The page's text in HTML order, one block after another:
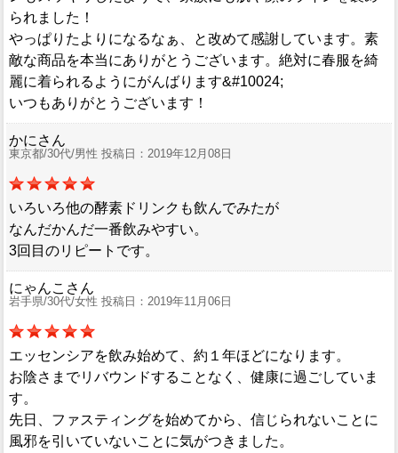
られました！
やっぱりたよりになるなぁ、と改めて感謝しています。素
敵な商品を本当にありがとうございます。絶対に春服を綺
麗に着られるようにがんばります&#10024;
いつもありがとうございます！
かにさん
東京都/30代/男性 投稿日：2019年12月08日
いろいろ他の酵素ドリンクも飲んでみたが
なんだかんだ一番飲みやすい。
3回目のリピートです。
にゃんこさん
岩手県/30代/女性 投稿日：2019年11月06日
エッセンシアを飲み始めて、約１年ほどになります。
お陰さまでリバウンドすることなく、健康に過ごしていま
す。
先日、ファスティングを始めてから、信じられないことに
風邪を引いていないことに気がつきました。